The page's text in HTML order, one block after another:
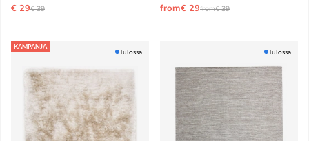
€ 29Normaali hinta
€ 39 from€ 29Normaali hinta
from€ 39
KAMPANJA
Tulossa Tulossa